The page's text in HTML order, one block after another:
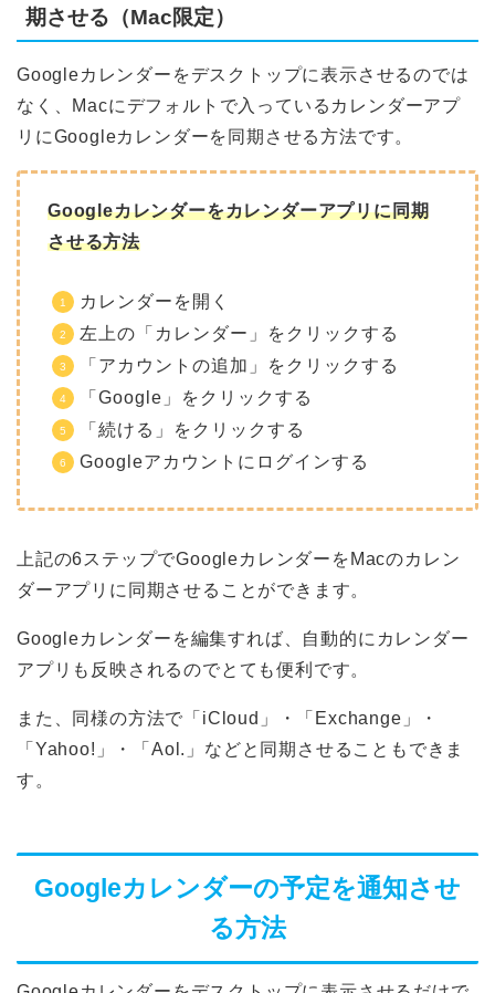
期させる（Mac限定）
Googleカレンダーをデスクトップに表示させるのでは
なく、Macにデフォルトで入っているカレンダーアプ
リにGoogleカレンダーを同期させる方法です。
Googleカレンダーをカレンダーアプリに同期
させる方法
カレンダーを開く
左上の「カレンダー」をクリックする
「アカウントの追加」をクリックする
「Google」をクリックする
「続ける」をクリックする
Googleアカウントにログインする
上記の6ステップでGoogleカレンダーをMacのカレン
ダーアプリに同期させることができます。
Googleカレンダーを編集すれば、自動的にカレンダー
アプリも反映されるのでとても便利です。
また、同様の方法で「iCloud」・「Exchange」・
「Yahoo!」・「Aol.」などと同期させることもできま
す。
Googleカレンダーの予定を通知させ
る方法